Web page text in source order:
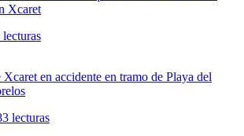
Xcaret
lecturas
en accidente en tramo de Playa del
lecturas